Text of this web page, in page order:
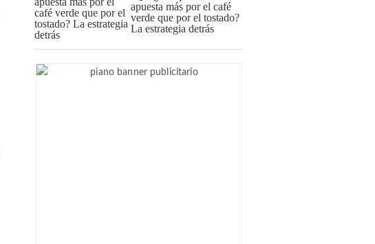
apuesta más por el café
verde que por el tostado?
La estrategia detrás